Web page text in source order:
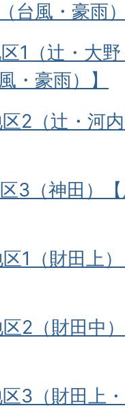
台風・豪雨
1（辻・大
・豪雨）】
2（辻・河
3（神田）
1（財田上
2（財田中
3（財田上